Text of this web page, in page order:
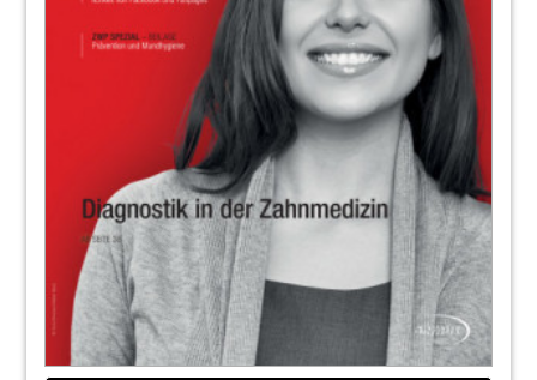
Redaktion
Inserentenverzeichnis/ Impressum
Designpreis 2019 - Deutschlands
schönste Zahnarztpraxis gesucht